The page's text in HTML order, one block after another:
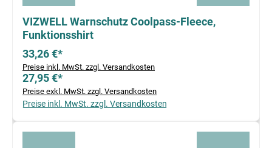
VIZWELL Warnschutz Coolpass-Fleece,
Funktionsshirt
33,26 €*
Preise inkl. MwSt. zzgl. Versandkosten
27,95 €*
Preise exkl. MwSt. zzgl. Versandkosten
Preise inkl. MwSt. zzgl. Versandkosten